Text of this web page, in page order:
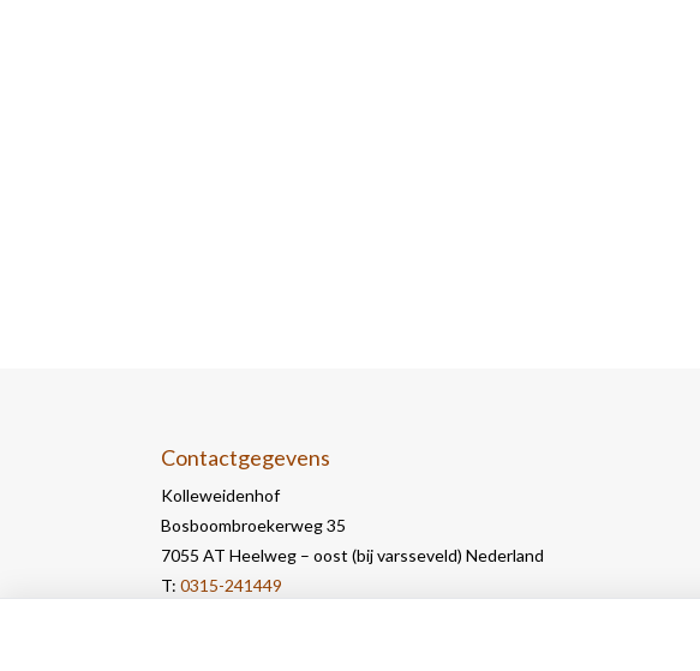
Contactgegevens
Kolleweidenhof
Bosboombroekerweg 35
7055 AT Heelweg – oost (bij varsseveld) Nederland
T:0315-241449